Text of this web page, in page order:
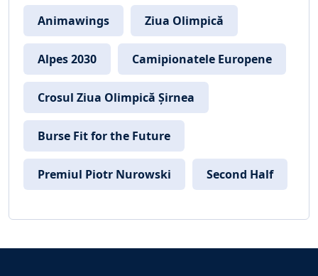
Animawings Ziua Olimpică
Alpes 2030 Camipionatele Europene
Crosul Ziua Olimpică Șirnea
Burse Fit for the Future
Premiul Piotr Nurowski Second Half